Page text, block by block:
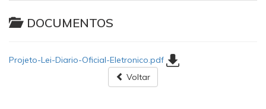
DOCUMENTOS
Projeto-Lei-Diario-Oficial-Eletronico.pdf
Voltar